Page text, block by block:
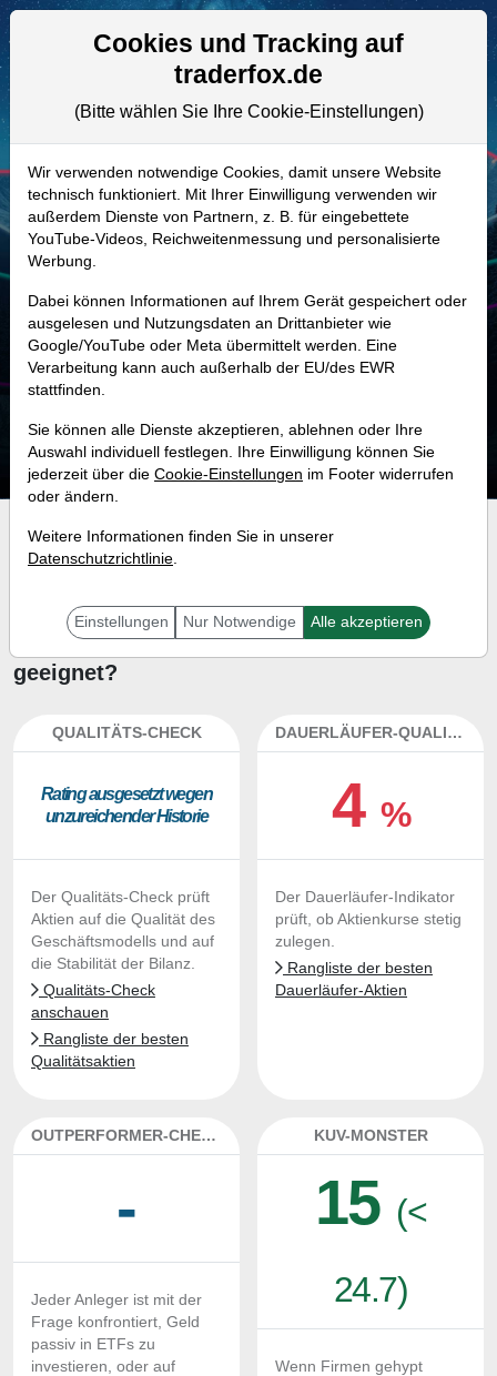
Aktien- und Artikelsuche
A3C9GD | IOT–Samsara Aktie
Realtime-Aktienkurs:
-
-
Marktkapitalisierung 23,82 Mrd. USD
Unternehmenswert 23,09 Mrd. USD
Investment-Check:
Kaufempfehlung?
Ist die Aktie von Samsara zum
Kaufen und Liegenlassen
geeignet?
QUALITÄTS-CHECK
Ra­ting aus­ge­setzt we­gen
un­zu­rei­chen­der His­to­rie
Der Qualitäts-Check prüft
Aktien auf die Qualität des
Geschäftsmodells und auf
die Stabilität der Bilanz.
Qualitäts-Check
anschauen
Rangliste der besten
Qualitätsaktien
DAUERLÄUFER-QUALITÄTEN
4 %
Der Dauerläufer-Indikator
prüft, ob Aktienkurse stetig
zulegen.
Rangliste der besten
Dauerläufer-Aktien
OUTPERFORMER-CHECK
-
Jeder Anleger ist mit der
Frage konfrontiert, Geld
passiv in ETFs zu
investieren, oder auf
KUV-MONSTER
15 (<
24.7)
Wenn Firmen gehypt
Cookies und Tracking auf
traderfox.de
(Bitte wählen Sie Ihre Cookie-Einstellungen)
Wir verwenden notwendige Cookies, damit unsere Website
technisch funktioniert. Mit Ihrer Einwilligung verwenden wir
außerdem Dienste von Partnern, z. B. für eingebettete
YouTube-Videos, Reichweitenmessung und personalisierte
Werbung.
Dabei können Informationen auf Ihrem Gerät gespeichert oder
ausgelesen und Nutzungsdaten an Drittanbieter wie
Google/YouTube oder Meta übermittelt werden. Eine
Verarbeitung kann auch außerhalb der EU/des EWR
stattfinden.
Sie können alle Dienste akzeptieren, ablehnen oder Ihre
Auswahl individuell festlegen. Ihre Einwilligung können Sie
jederzeit über die Cookie-Einstellungen im Footer widerrufen
oder ändern.
Weitere Informationen finden Sie in unserer
Datenschutzrichtlinie.
Einstellungen Nur Notwendige Alle akzeptieren